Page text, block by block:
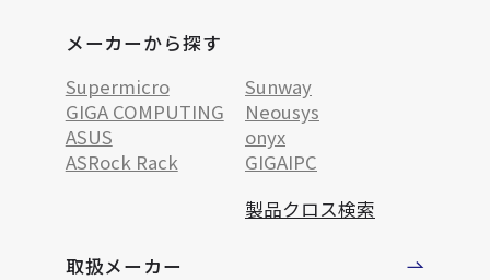
メーカーから探す
Supermicro
Sunway
GIGA COMPUTING
Neousys
ASUS
onyx
ASRock Rack
GIGAIPC
製品クロス検索
取扱メーカー